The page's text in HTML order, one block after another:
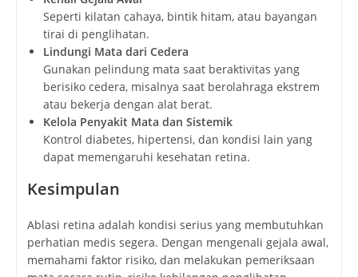
Seperti kilatan cahaya, bintik hitam, atau bayangan
tirai di penglihatan.
Lindungi Mata dari Cedera
Gunakan pelindung mata saat beraktivitas yang
berisiko cedera, misalnya saat berolahraga ekstrem
atau bekerja dengan alat berat.
Kelola Penyakit Mata dan Sistemik
Kontrol diabetes, hipertensi, dan kondisi lain yang
dapat memengaruhi kesehatan retina.
Kesimpulan
Ablasi retina adalah kondisi serius yang membutuhkan
perhatian medis segera. Dengan mengenali gejala awal,
memahami faktor risiko, dan melakukan pemeriksaan